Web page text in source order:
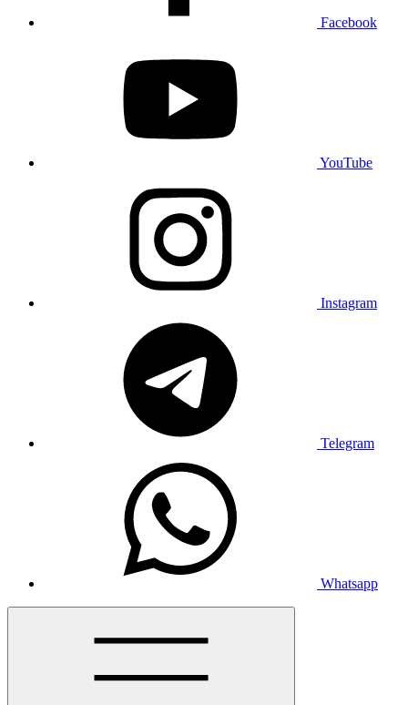
Facebook
YouTube
Instagram
Telegram
Whatsapp